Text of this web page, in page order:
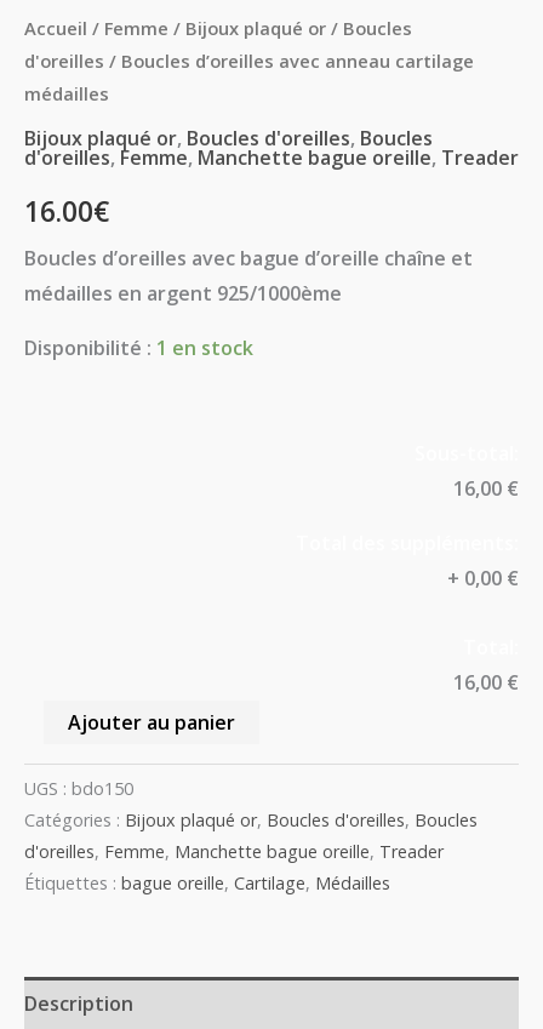
Accueil / Femme / Bijoux plaqué or / Boucles
d'oreilles / Boucles d’oreilles avec anneau cartilage
médailles
Bijoux plaqué or, Boucles d'oreilles, Boucles
d'oreilles, Femme, Manchette bague oreille, Treader
16.00€
Boucles d’oreilles avec bague d’oreille chaîne et
médailles en argent 925/1000ème
Disponibilité : 1 en stock
16,00 €
+ 0,00 €
16,00 €
Ajouter au panier
UGS : bdo150
Catégories : Bijoux plaqué or, Boucles d'oreilles, Boucles
d'oreilles, Femme, Manchette bague oreille, Treader
Étiquettes : bague oreille, Cartilage, Médailles
Description